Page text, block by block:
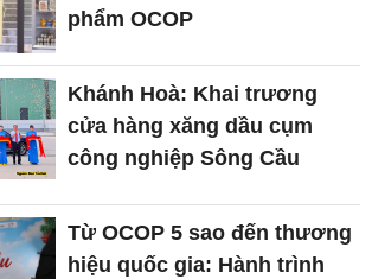
phẩm OCOP
Khánh Hoà: Khai trương
cửa hàng xăng dầu cụm
công nghiệp Sông Cầu
Từ OCOP 5 sao đến thương
hiệu quốc gia: Hành trình